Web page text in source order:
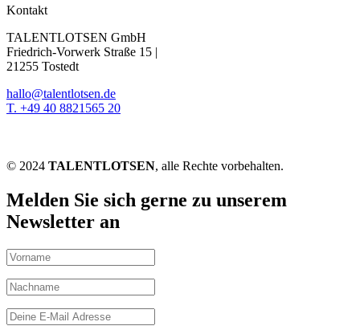
Kontakt
TALENTLOTSEN GmbH
Friedrich-Vorwerk Straße 15 |
21255 Tostedt
hallo@talentlotsen.de
T. +49 40 8821565 20
© 2024 TALENTLOTSEN, alle Rechte vorbehalten.
Melden Sie sich gerne zu unserem
Newsletter an